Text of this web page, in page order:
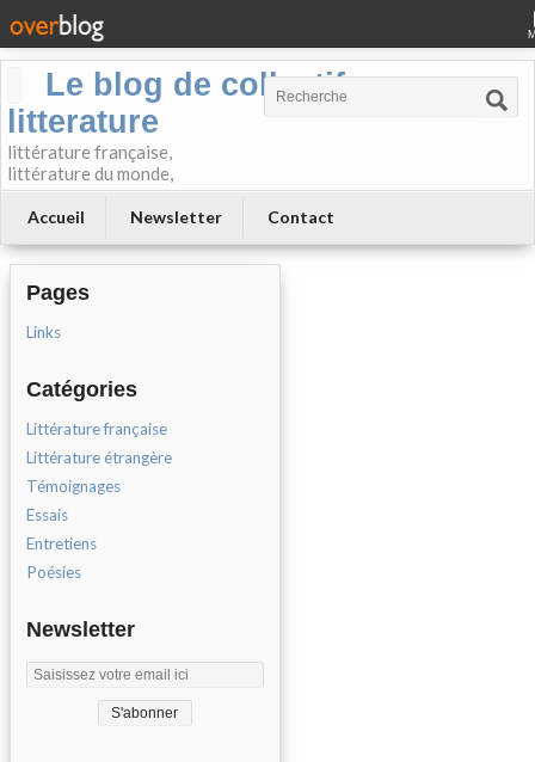
Le blog de collectif-
litterature
littérature française,
littérature du monde,
Accueil Newsletter Contact
Pages
Links
Catégories
Littérature française
Littérature étrangère
Témoignages
Essais
Entretiens
Poésies
Newsletter